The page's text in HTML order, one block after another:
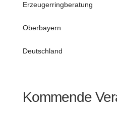
Erzeugerringberatung
Oberbayern
Deutschland
Kommende